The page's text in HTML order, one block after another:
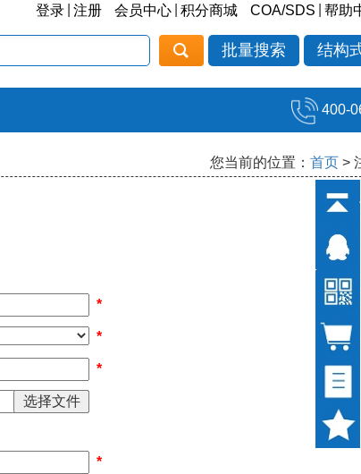
登录 注册 会员中心 积分商城 COA/SDS 帮助
批量搜索 结构
400-
您当前的位置： 首页 >
*
*
*
*